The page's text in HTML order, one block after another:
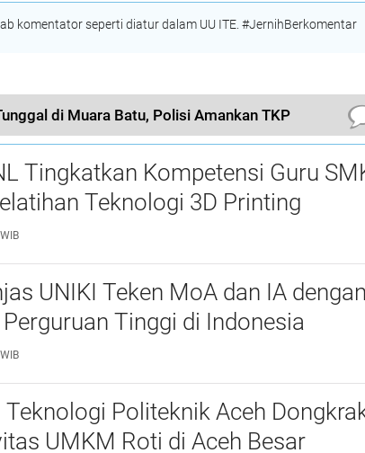
komentator seperti diatur dalam UU ITE. #JernihBerkomentar
di Muara Batu, Polisi Amankan TKP
Tingkatkan Kompetensi Guru
Teknologi 3D Printing
UNIKI Teken MoA dan IA dengan
Tinggi di Indonesia
Teknologi Politeknik Aceh
UMKM Roti di Aceh Besar